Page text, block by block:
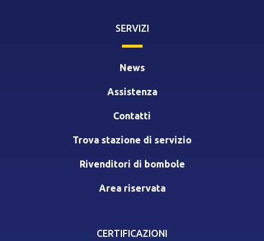
SERVIZI
News
Assistenza
Contatti
Trova stazione di servizio
Rivenditori di bombole
Area riservata
CERTIFICAZIONI